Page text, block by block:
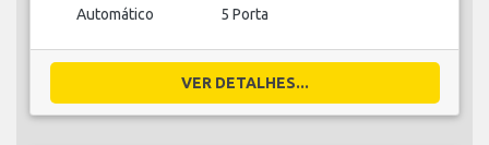
Automático 5 Porta
VER DETALHES...